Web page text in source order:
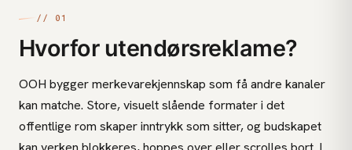
// 01
Hvorfor utendørsreklame?
OOH bygger merkevarekjennskap som få andre kanaler
kan matche. Store, visuelt slående formater i det
offentlige rom skaper inntrykk som sitter, og budskapet